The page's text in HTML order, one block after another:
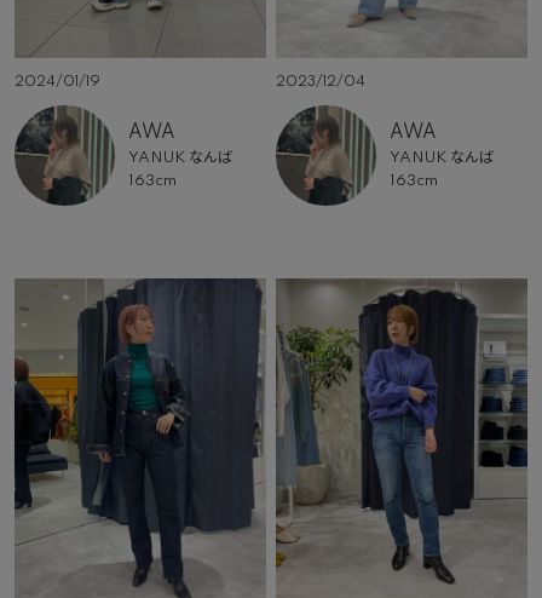
2024/01/19
AWA
YANUK なんば
163cm
2023/12/04
AWA
YANUK なんば
163cm